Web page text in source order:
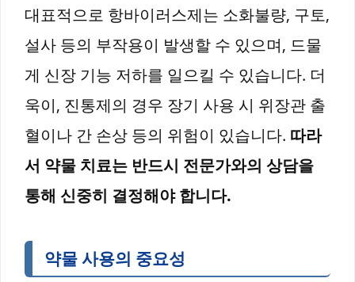
대표적으로 항바이러스제는 소화불량, 구토,
설사 등의 부작용이 발생할 수 있으며, 드물
게 신장 기능 저하를 일으킬 수 있습니다. 더
욱이, 진통제의 경우 장기 사용 시 위장관 출
혈이나 간 손상 등의 위험이 있습니다. 따라
서 약물 치료는 반드시 전문가와의 상담을
통해 신중히 결정해야 합니다.
약물 사용의 중요성